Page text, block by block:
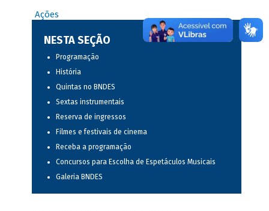
Ações
NESTA SEÇÃO
Programação
História
Quintas no BNDES
Sextas instrumentais
Reserva de ingressos
Filmes e festivais de cinema
Receba a programação
Concursos para Escolha de Espetáculos Musicais
Galeria BNDES